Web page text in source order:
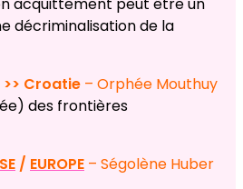
acquittement peut être un
décriminalisation de la
>> Croatie – Orphée Mouthuy
des frontières
/ EUROPE – Ségolène Huber